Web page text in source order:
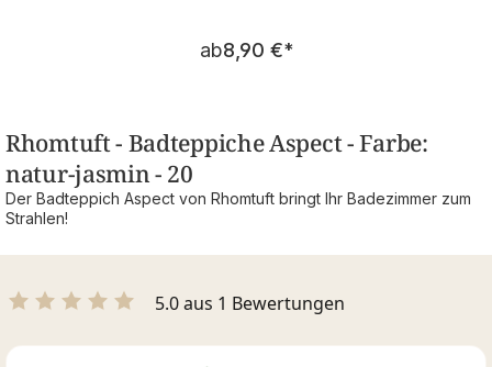
Regulärer Preis:
ab8,90 €*
Rhomtuft - Badteppiche Aspect - Farbe:
natur-jasmin - 20
Der Badteppich Aspect von Rhomtuft bringt Ihr Badezimmer zum
Strahlen!
5.0 aus 1 Bewertungen